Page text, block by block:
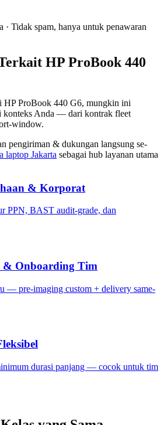
· Tidak spam, hanya untuk penawaran
HP ProBook 440
HP ProBook 440 G6, mungkin ini
konteks Anda — dari kontrak fleet
window.
pengiriman & dukungan langsung se-
laptop Jakarta sebagai hub layanan utama
& Korporat
PPN, BAST audit-grade, dan
& Onboarding Tim
— pre-imaging custom + delivery same-
durasi panjang — cocok untuk tim